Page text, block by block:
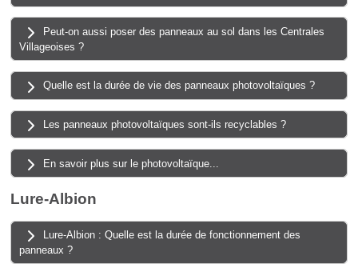
Peut-on aussi poser des panneaux au sol dans les Centrales
Villageoises ?
Quelle est la durée de vie des panneaux photovoltaïques ?
Les panneaux photovoltaïques sont-ils recyclables ?
En savoir plus sur le photovoltaïque...
Lure-Albion
Lure-Albion : Quelle est la durée de fonctionnement des
panneaux ?